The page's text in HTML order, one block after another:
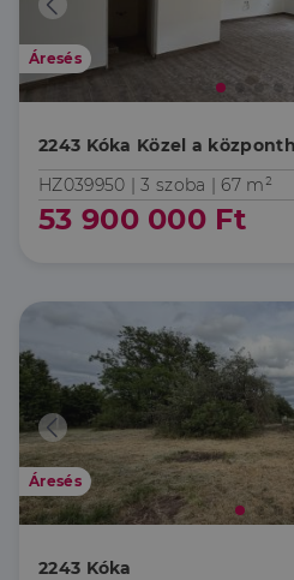
Áresés
2243 Kóka Közel a
HZ039950 |3 szoba | 67 m²
53 900 000 Ft
Áresés
2243 Kóka